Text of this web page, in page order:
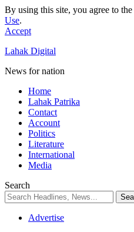
By using this site, you agree to the
Use.
Accept
Lahak Digital
News for nation
Home
Lahak Patrika
Contact
Account
Politics
Literature
International
Media
Search
Advertise